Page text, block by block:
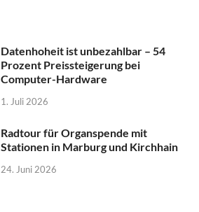
Datenhoheit ist unbezahlbar – 54
Prozent Preissteigerung bei
Computer-Hardware
1. Juli 2026
Radtour für Organspende mit
Stationen in Marburg und Kirchhain
24. Juni 2026